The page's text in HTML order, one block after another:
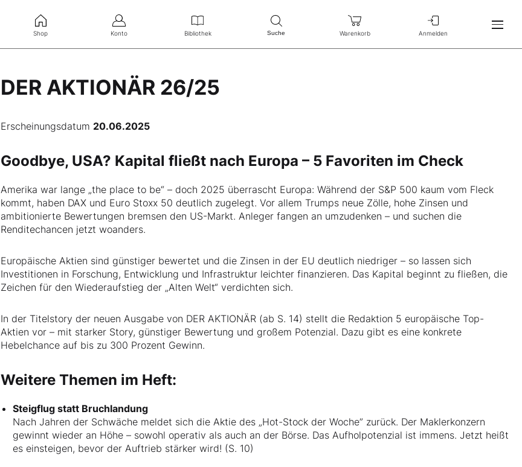
Shop Konto Bibliothek Suche Warenkorb Anmelden
DER AKTIONÄR 26/25
Erscheinungsdatum20.06.2025
Goodbye, USA? Kapital fließt nach Europa – 5 Favoriten im Check
Amerika war lange „the place to be“ – doch 2025 überrascht Europa: Während der S&P 500 kaum vom Fleck
kommt, haben DAX und Euro Stoxx 50 deutlich zugelegt. Vor allem Trumps neue Zölle, hohe Zinsen und
ambitionierte Bewertungen bremsen den US-Markt. Anleger fangen an umzudenken – und suchen die
Renditechancen jetzt woanders.
Europäische Aktien sind günstiger bewertet und die Zinsen in der EU deutlich niedriger – so lassen sich
Investitionen in Forschung, Entwicklung und Infrastruktur leichter finanzieren. Das Kapital beginnt zu fließen, die
Zeichen für den Wiederaufstieg der „Alten Welt“ verdichten sich.
In der Titelstory der neuen Ausgabe von DER AKTIONÄR (ab S. 14) stellt die Redaktion 5 europäische Top-
Aktien vor – mit starker Story, günstiger Bewertung und großem Potenzial. Dazu gibt es eine konkrete
Hebelchance auf bis zu 300 Prozent Gewinn.
Weitere Themen im Heft:
Steigflug statt Bruchlandung
Nach Jahren der Schwäche meldet sich die Aktie des „Hot-Stock der Woche” zurück. Der Maklerkonzern
gewinnt wieder an Höhe – sowohl operativ als auch an der Börse. Das Aufholpotenzial ist immens. Jetzt heißt
es einsteigen, bevor der Auftrieb stärker wird! (S. 10)